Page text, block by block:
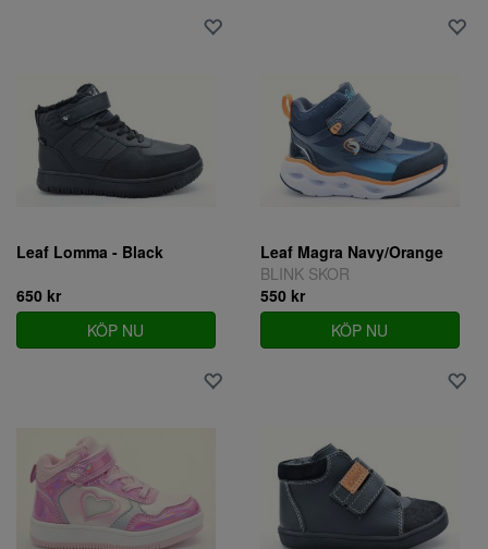
Leaf Lomma - Black
650 kr
KÖP NU
Leaf Magra Navy/Orange
BLINK SKOR
550 kr
KÖP NU